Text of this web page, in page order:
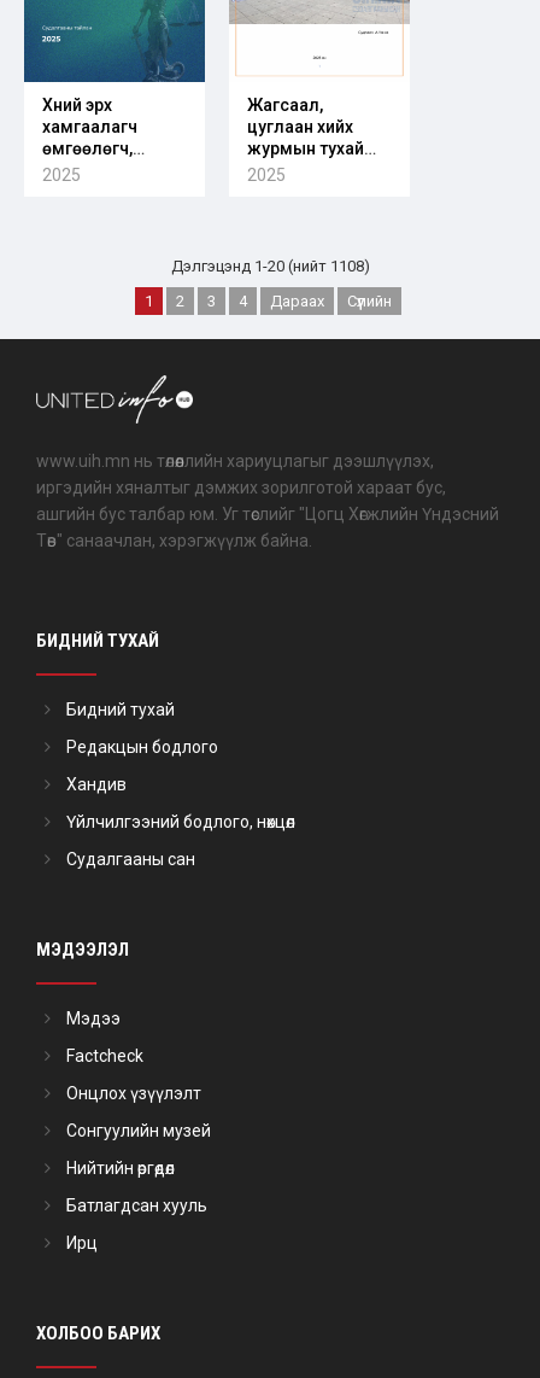
Хүний эрх
хамгаалагч
өмгөөлөгч,
сэтгүүлчийн эрхийн
2025
Жагсаал,
цуглаан хийх
журмын тухай
хуулийг зарим
2025
Дэлгэцэнд 1-20 (нийт 1108)
1
2 3 4 Дараах Сүүлийн
www.uih.mn нь төлөөллийн хариуцлагыг дээшлүүлэх,
иргэдийн хяналтыг дэмжих зорилготой хараат бус,
ашгийн бус талбар юм. Уг төслийг "Цогц Хөгжлийн Үндэсний
Төв" санаачлан, хэрэгжүүлж байна.
БИДНИЙ ТУХАЙ
Бидний тухай
Редакцын бодлого
Хандив
Үйлчилгээний бодлого, нөхцөл
Судалгааны сан
МЭДЭЭЛЭЛ
Мэдээ
Factcheck
Онцлох үзүүлэлт
Сонгуулийн музей
Нийтийн өргөдөл
Батлагдсан хууль
Ирц
ХОЛБОО БАРИХ